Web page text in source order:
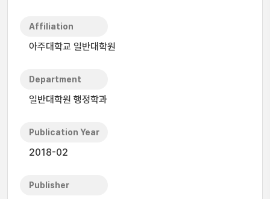
Affiliation
아주대학교 일반대학원
Department
일반대학원 행정학과
Publication Year
2018-02
Publisher